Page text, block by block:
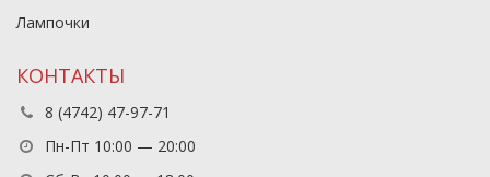
Лампочки
КОНТАКТЫ
8 (4742) 47-97-71
Пн-Пт 10:00 — 20:00